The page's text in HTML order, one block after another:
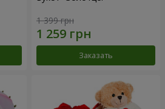
1 399 грн
Заказать